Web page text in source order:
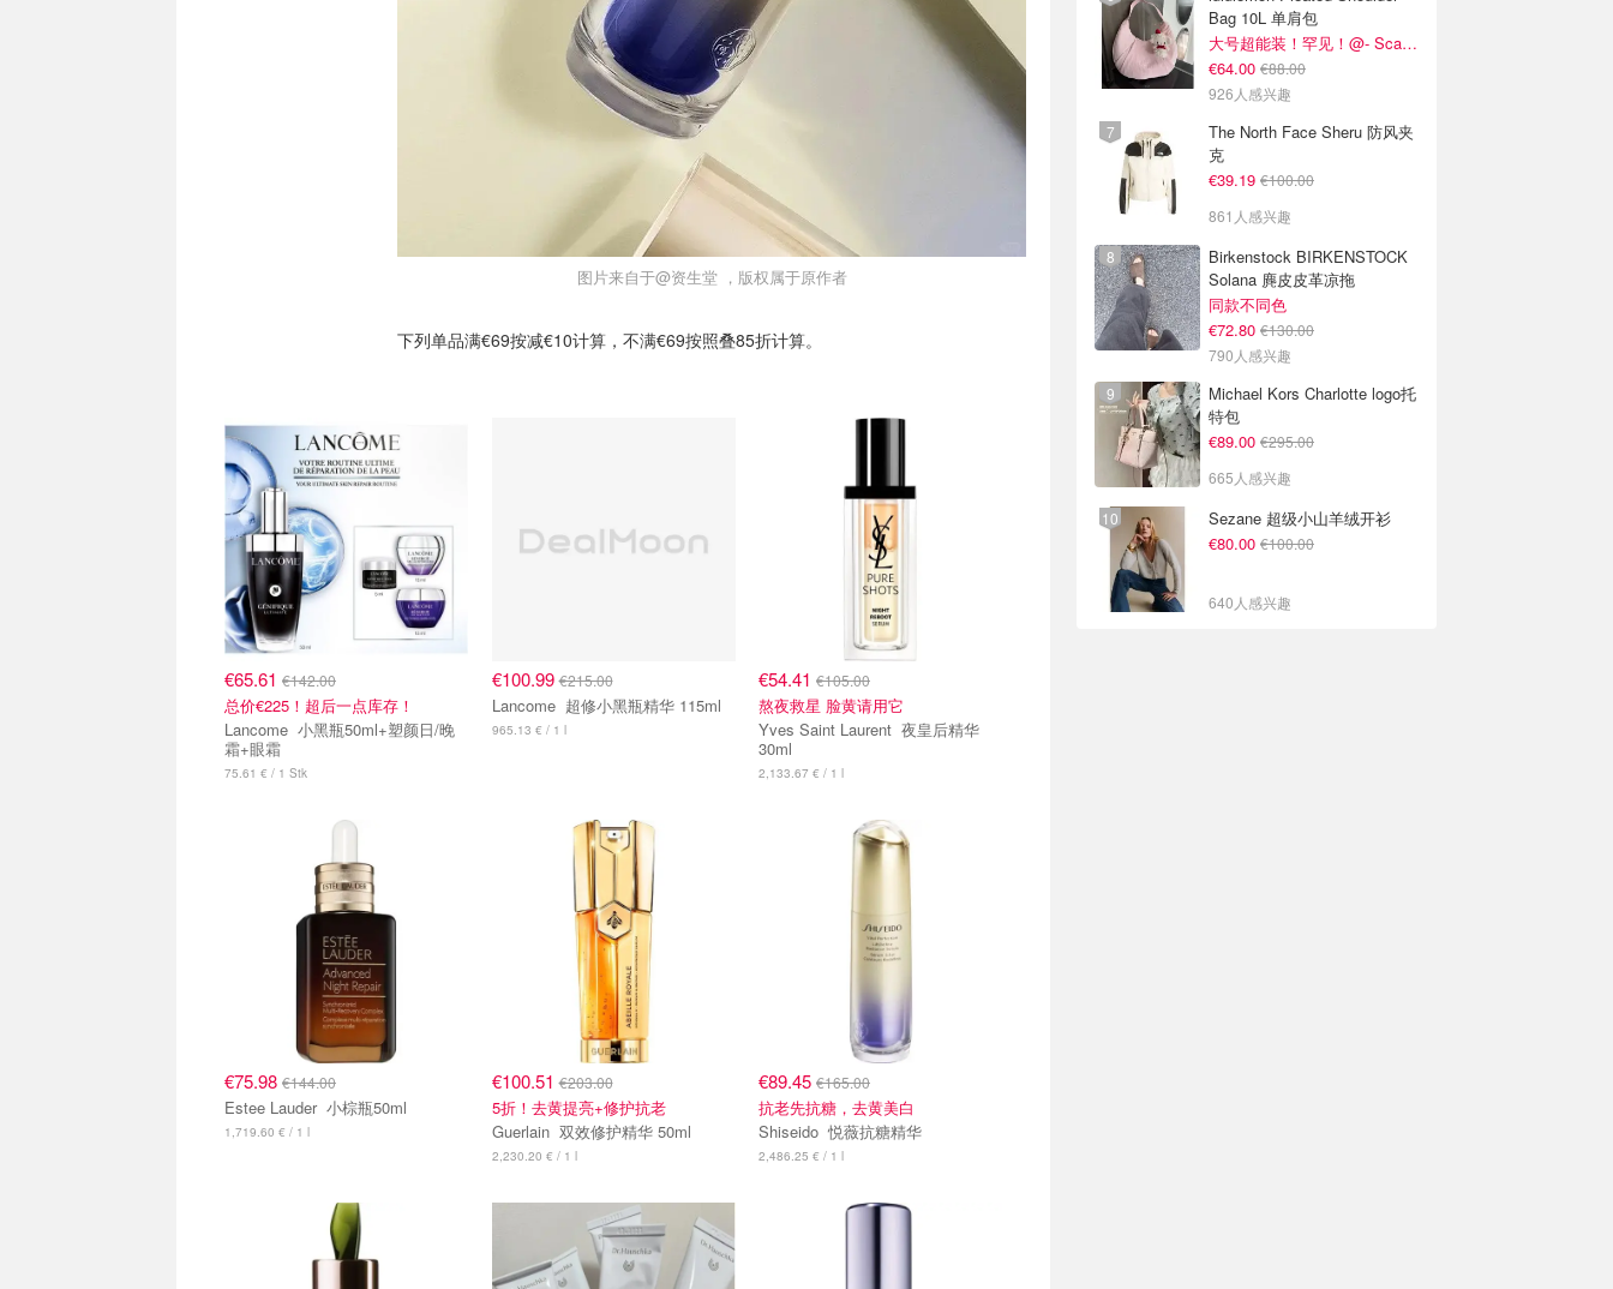
图片来自于@资生堂 ，版权属于原作者
下列单品满€69按减€10计算，不满€69按照叠85折计算。
€65.61 €142.00
总价€225！超后一点库存！
Lancome 小黑瓶50ml+塑颜日/晚
霜+眼霜
75.61 € / 1 Stk
€100.99€215.00
Lancome 超修小黑瓶精华 115ml
965.13 € / 1 l
€54.41 €105.00
熬夜救星 脸黄请用它
Yves Saint Laurent 夜皇后精华
30ml
2,133.67 € / 1 l
€75.98 €144.00
Estee Lauder 小棕瓶50ml
1,719.60 € / 1 l
€100.51€203.00
5折！去黄提亮+修护抗老
Guerlain 双效修护精华 50ml
2,230.20 € / 1 l
€89.45 €165.00
抗老先抗糖，去黄美白
Shiseido 悦薇抗糖精华
2,486.25 € / 1 l
Bag 10L 单肩包
大号超能装！罕见！@- Scarlett
€64.00 €88.00
926人感兴趣
The North Face Sheru 防风夹
克
€39.19 €100.00
861人感兴趣
Birkenstock BIRKENSTOCK
Solana 麂皮皮革凉拖
同款不同色
€72.80 €130.00
790人感兴趣
Michael Kors Charlotte logo托
特包
€89.00 €295.00
665人感兴趣
Sezane 超级小山羊绒开衫
€80.00 €100.00
640人感兴趣